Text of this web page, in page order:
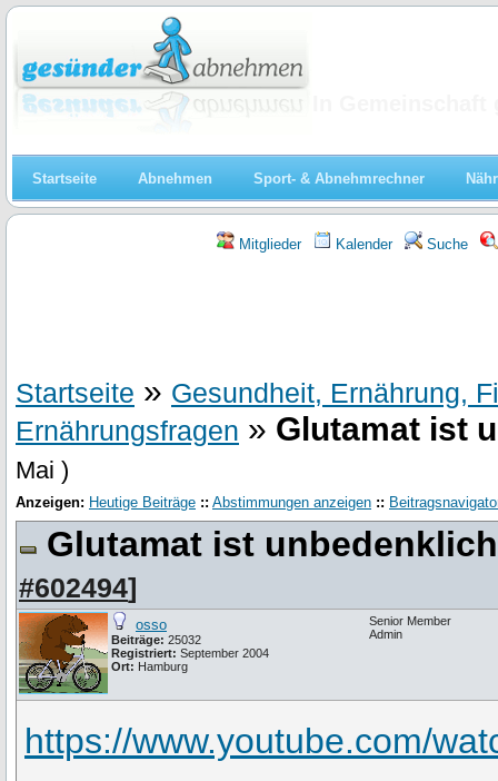
Startseite Abnehmen Sport- & Abnehmrechner
Mitglieder Kalender Suche
Startseite » Gesundheit, Ernährung,
Ernährungsfragen » Glutamat ist
Mai )
Anzeigen: Heutige Beiträge :: Abstimmungen anzeigen ::
Glutamat ist unbedenklich
#602494]
osso
Beiträge: 25032
Registriert: September 2004
Ort: Hamburg
Senior Member
Admin
https://www.youtube.com/